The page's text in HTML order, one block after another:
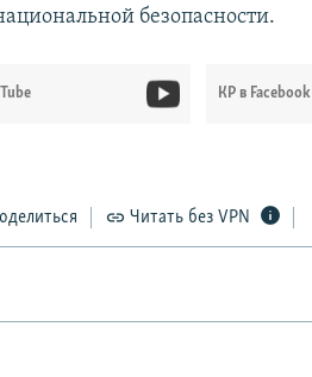
безопасности.
КР в Facebook
Читать без VPN